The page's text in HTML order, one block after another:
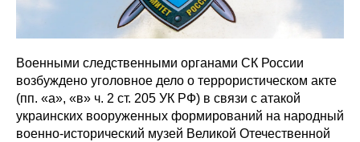
Военными следственными органами СК России
возбуждено уголовное дело о террористическом акте
(пп. «а», «в» ч. 2 ст. 205 УК РФ) в связи с атакой
украинских вооруженных формирований на народный
военно-исторический музей Великой Отечественной